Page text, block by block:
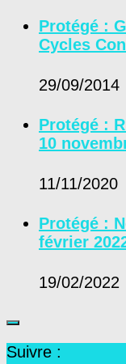
Protégé :
Cycles
29/09/2014
Protégé :
10
11/11/2020
Protégé :
février
19/02/2022
Suivre :